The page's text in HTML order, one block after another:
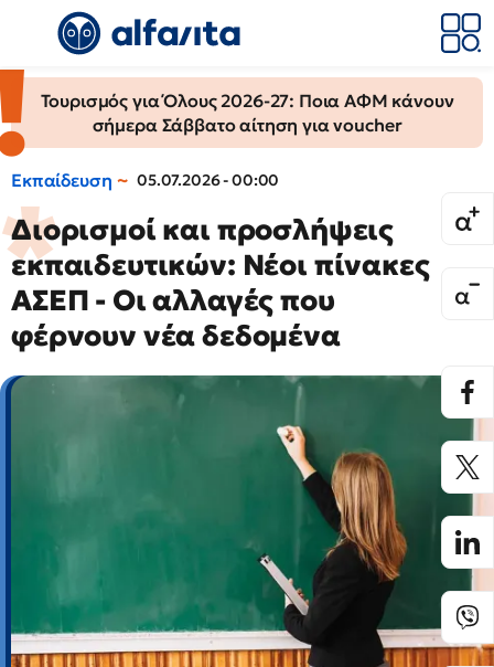
Τουρισμός για Όλους 2026-27: Ποια ΑΦΜ κάνουν
σήμερα Σάββατο αίτηση για voucher
Εκπαίδευση 05.07.2026 - 00:00
Διορισμοί και προσλήψεις
εκπαιδευτικών: Νέοι πίνακες
ΑΣΕΠ - Οι αλλαγές που
φέρνουν νέα δεδομένα